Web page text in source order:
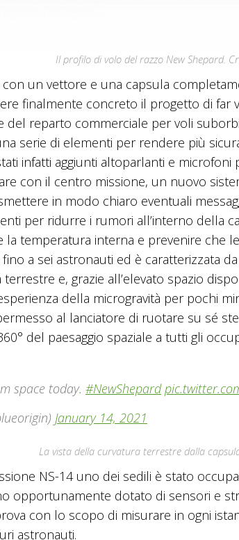
Il profilo di volo del razzo New Shepard.
un vettore e una capsula
finalmente concreto il progetto di far
del reparto commerciale per voli
serie di elementi per rendere più
infatti aggiunti altoparlanti e
con il centro missione, un nuovo
in modo chiaro eventuali
per ridurre i rumori all’interno della
la temperatura interna e prevenire che
a sei astronauti ed è caratterizzata
e, grazie all’elevato spazio
della microgravità per pochi
al lanciatore di ruotare su sé
del paesaggio spaziale a tutti gli
space today. #NewShepard
January 14, 2021
La vista della curvatura terrestre dalla
NS-14 uno dei sedili è stato
opportunamente dotato di sensori e
con lo scopo di misurare in ogni
astronauti.